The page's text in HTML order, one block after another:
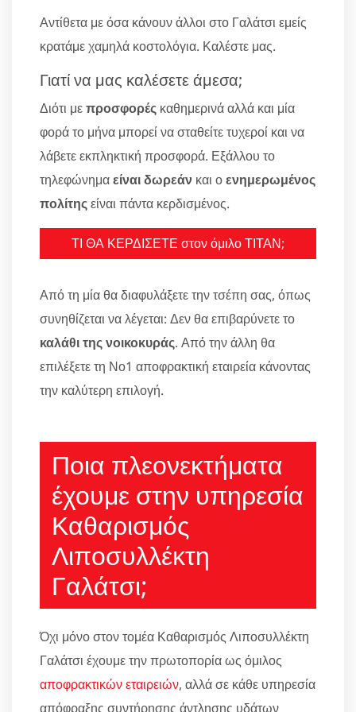
Αντίθετα με όσα κάνουν άλλοι στο Γαλάτσι εμείς
κρατάμε χαμηλά κοστολόγια. Καλέστε μας.
Γιατί να μας καλέσετε άμεσα;
Διότι μεπροσφορές καθημερινά αλλά και μία
φορά το μήνα μπορεί να σταθείτε τυχεροί και να
λάβετε εκπληκτική προσφορά. Εξάλλου το
τηλεφώνημαείναι δωρεάν και οενημερωμένος
πολίτηςείναι πάντα κερδισμένος.
ΤΙ ΘΑ ΚΕΡΔΙΣΕΤΕ στον όμιλο ΤΙΤΑΝ;
Από τη μία θα διαφυλάξετε την τσέπη σας, όπως
συνηθίζεται να λέγεται: Δεν θα επιβαρύνετε το
καλάθι της νοικοκυράς. Από την άλλη θα
επιλέξετε τη Νο1 αποφρακτική εταιρεία κάνοντας
την καλύτερη επιλογή.
Ποια πλεονεκτήματα
έχουμε στην υπηρεσία
Καθαρισμός
Λιποσυλλέκτη
Γαλάτσι;
Όχι μόνο στον τομέα Καθαρισμός Λιποσυλλέκτη
Γαλάτσι έχουμε την πρωτοπορία ως όμιλος
αποφρακτικών εταιρειών, αλλά σε κάθε υπηρεσία
απόφραξης συντήρησης άντλησης υδάτων